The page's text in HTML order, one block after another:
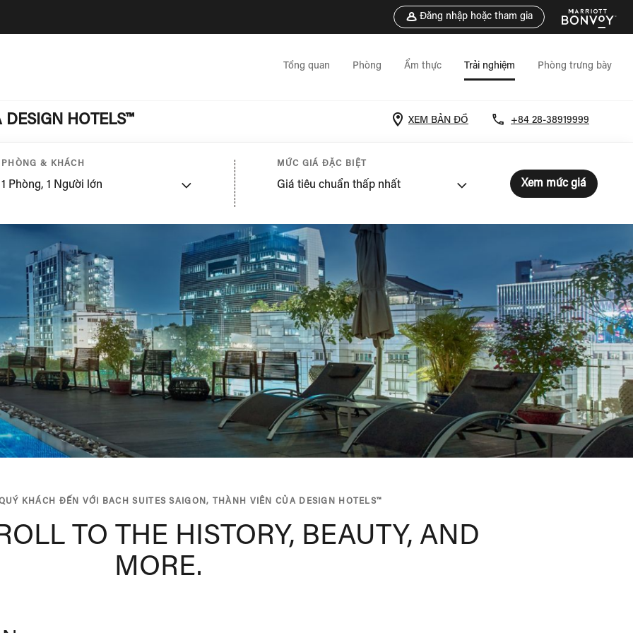
Đăng nhập hoặc tham gia
Tổng quan Phòng Ẩm thực Trải nghiệm Phòng trưng bày
HOTELS™ XEM BẢN ĐỒ +84 28-38919999
PHÒNG & KHÁCH
1 Phòng,1 Người lớn
MỨC GIÁ ĐẶC BIỆT
Giá tiêu chuẩn thấp nhất Xem mức giá
KHÁCH ĐẾN VỚI BACH SUITES SAIGON, THÀNH VIÊN CỦA DESIGN HOTELS™
TO THE HISTORY, BEAUTY, AND
MORE.